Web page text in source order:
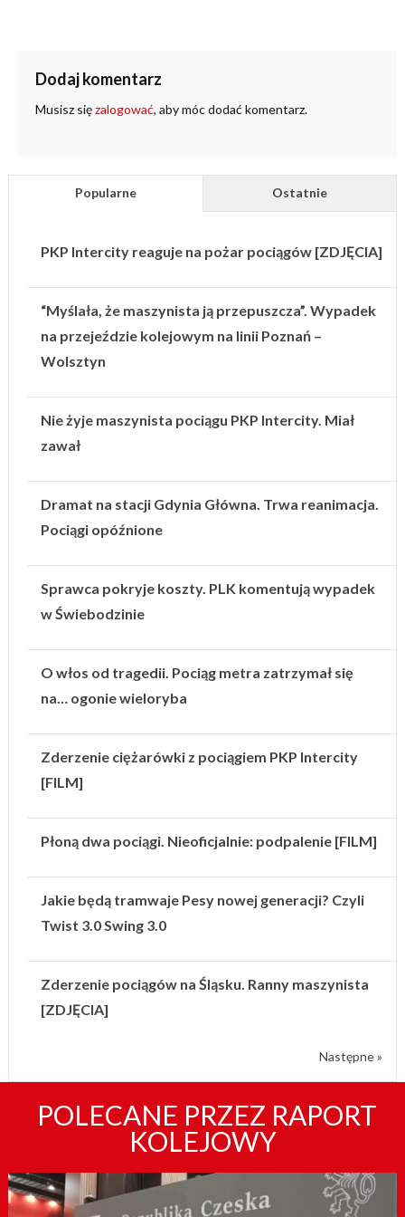
Dodaj komentarz
Musisz sięzalogować, aby móc dodać komentarz.
Popularne Ostatnie
PKP Intercity reaguje na pożar pociągów [ZDJĘCIA]
“Myślała, że maszynista ją przepuszcza”. Wypadek
na przejeździe kolejowym na linii Poznań –
Wolsztyn
Nie żyje maszynista pociągu PKP Intercity. Miał
zawał
Dramat na stacji Gdynia Główna. Trwa reanimacja.
Pociągi opóźnione
Sprawca pokryje koszty. PLK komentują wypadek
w Świebodzinie
O włos od tragedii. Pociąg metra zatrzymał się
na… ogonie wieloryba
Zderzenie ciężarówki z pociągiem PKP Intercity
[FILM]
Płoną dwa pociągi. Nieoficjalnie: podpalenie [FILM]
Jakie będą tramwaje Pesy nowej generacji? Czyli
Twist 3.0 Swing 3.0
Zderzenie pociągów na Śląsku. Ranny maszynista
[ZDJĘCIA]
Następne »
POLECANE PRZEZ RAPORT
KOLEJOWY